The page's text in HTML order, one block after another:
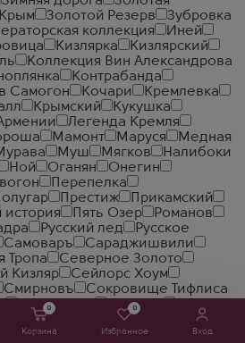
0
Корзина
0
Избранное Вход
Золотой Резерв
Зубровка
коллекция
Иней
Кизлярка
Кизлярский
Коллекция Вин Александрова
Контрабанда
Самогон Кочари
Кремлевка
Крымский
Кукушка
Легенда Кремля
Мамонт Маруся
Медная
Муш Мягков
Налибоки
Ной Оганян
Онегин
Перепелка
Полугар Престиж
Прикамский
история Пять Озер
Романов
Русский лед
Русское
Самоваръ
Сараджишвили
Тропа
Северное Золото
Кизляр
Сейлорс Хоум
Смирновъ
Сокровище Тифлиса
Солодовня Спельта
Старая
Старка
Старый Кахети
Столичная Стопарик Стужа